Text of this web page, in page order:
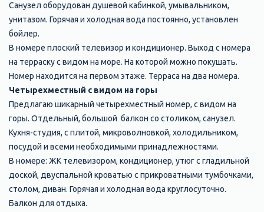
Санузел оборудован душевой кабинкой, умывальником,
унитазом. Горячая и холодная вода постоянно, установлен
бойлер.
В номере плоский телевизор и кондиционер. Выход с номера
на терраску с видом на море. На которой можно покушать.
Номер находится на первом этаже. Терраса на два номера.
Четырехместный с видом на горы
Предлагаю шикарный четырехместный номер, с видом на
горы. Отдельный, большой балкон со столиком, санузел.
Кухня-студия, с плитой, микроволновкой, холодильником,
посудой и всеми необходимыми принадлежностями.
В номере: ЖК телевизором, кондиционер, утюг с гладильной
доской, двуспальной кроватью с прикроватными тумбочками,
столом, диван. Горячая и холодная вода круглосуточно.
Балкон для отдыха.